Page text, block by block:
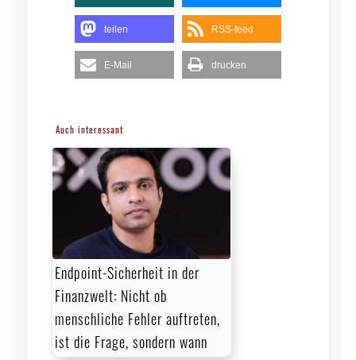
teilen RSS-feed
E-Mail drucken
Auch interessant
Endpoint-Sicherheit in der
Finanzwelt: Nicht ob
menschliche Fehler auftreten,
ist die Frage, sondern wann